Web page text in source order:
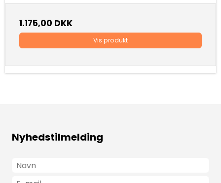
1.175,00 DKK
Vis produkt
Nyhedstilmelding